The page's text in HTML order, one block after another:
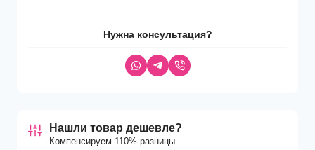
Нужна консультация?
Нашли товар дешевле?
Компенсируем 110% разницы